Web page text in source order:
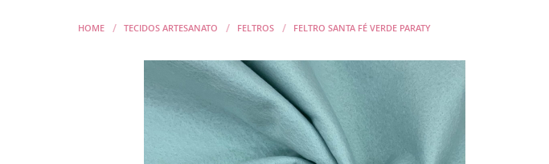
HOME TECIDOS ARTESANATO FELTROS FELTRO SANTA FÉ VERDE PARATY